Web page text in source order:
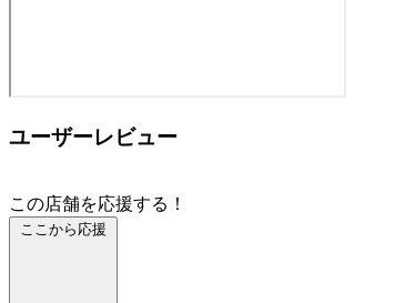
ユーザーレビュー
この店舗を応援する！
ここから応援